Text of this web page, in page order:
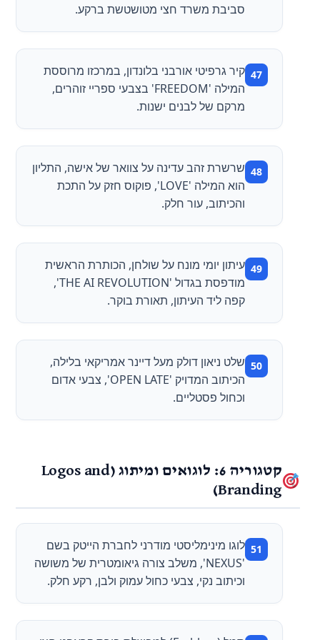
סביבת משרד חצי מטושטשת ברקע.
קיר גרפיטי אורבני בלונדון, במרכזו מרוססת
המילה 'FREEDOM' בצבעי ספריי זוהרים,
מרקם של לבנים ישנות.
שרשרת זהב עדינה על צוואר של אישה, התליון
הוא המילה 'LOVE', פוקוס חזק על התכת
והכיתוב, עור חלק.
עיתון יומי מונח על שולחן, הכותרת הראשית
מודפסת בגדול 'THE AI REVOLUTION',
קפה ליד העיתון, תאורת בוקר.
שלט ניאון דולק מעל דיינר אמריקאי בלילה,
הכיתוב המדויק 'OPEN LATE', צבעי אדום
וכחול פסטליים.
קטגוריה 6: לוגואים ומיתוג (Logos and
Branding)
לוגו מינימליסטי מודרני לחברת הייטק בשם
'NEXUS', משלב צורה גיאומטרית של משושה
וכיתוב נקי, צבעי כחול עמוק ולבן, רקע חלק.